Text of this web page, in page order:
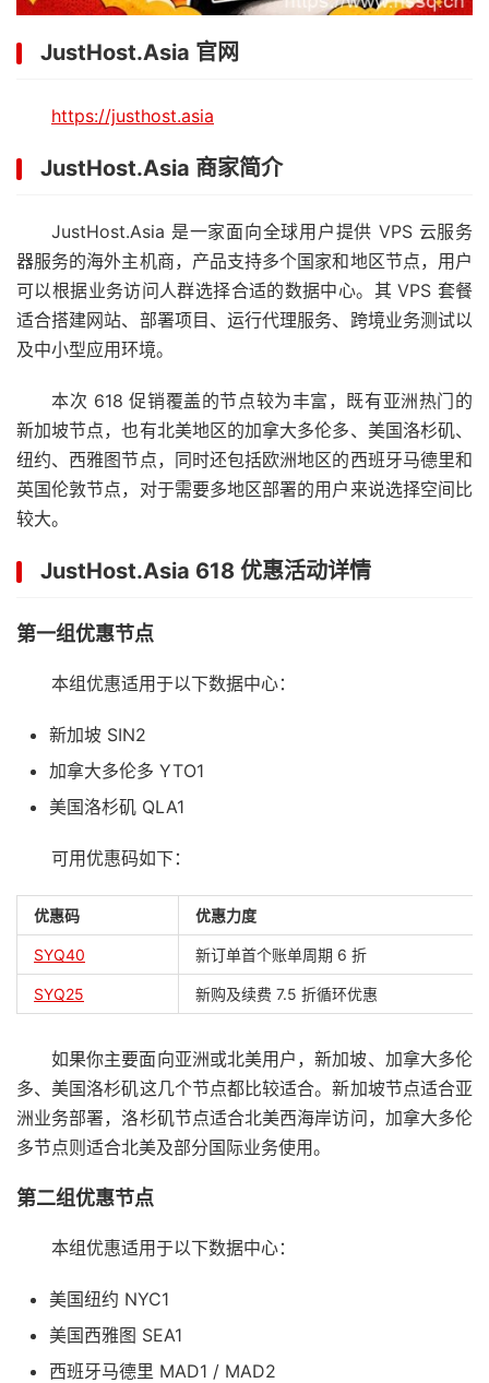
JustHost.Asia 官网
https://justhost.asia
JustHost.Asia 商家简介
JustHost.Asia 是一家面向全球用户提供 VPS 云服务
器服务的海外主机商，产品支持多个国家和地区节点，用户
可以根据业务访问人群选择合适的数据中心。其 VPS 套餐
适合搭建网站、部署项目、运行代理服务、跨境业务测试以
及中小型应用环境。
本次 618 促销覆盖的节点较为丰富，既有亚洲热门的
新加坡节点，也有北美地区的加拿大多伦多、美国洛杉矶、
纽约、西雅图节点，同时还包括欧洲地区的西班牙马德里和
英国伦敦节点，对于需要多地区部署的用户来说选择空间比
较大。
JustHost.Asia 618 优惠活动详情
第一组优惠节点
本组优惠适用于以下数据中心：
新加坡 SIN2
加拿大多伦多 YTO1
美国洛杉矶 QLA1
可用优惠码如下：
优惠码 优惠力度
SYQ40 新订单首个账单周期 6 折
SYQ25 新购及续费 7.5 折循环优惠
如果你主要面向亚洲或北美用户，新加坡、加拿大多伦
多、美国洛杉矶这几个节点都比较适合。新加坡节点适合亚
洲业务部署，洛杉矶节点适合北美西海岸访问，加拿大多伦
多节点则适合北美及部分国际业务使用。
第二组优惠节点
本组优惠适用于以下数据中心：
美国纽约 NYC1
美国西雅图 SEA1
西班牙马德里 MAD1 / MAD2